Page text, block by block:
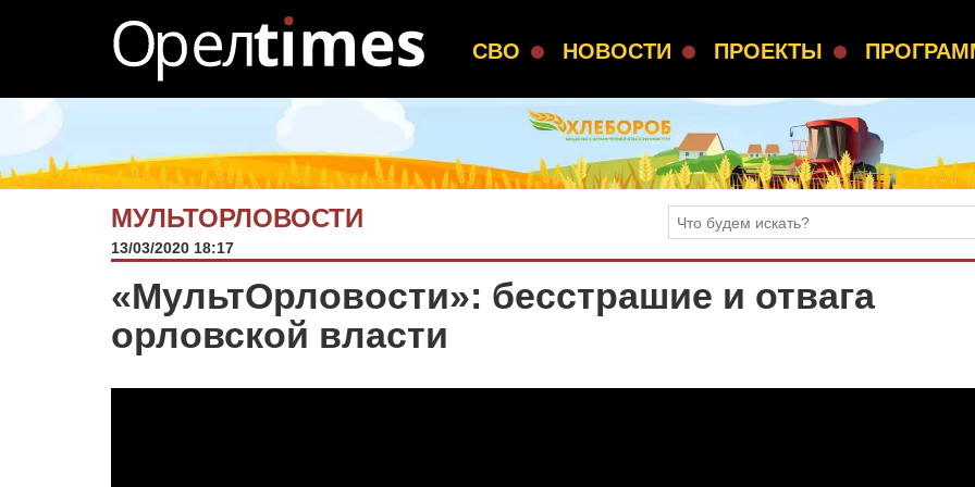
СВО НОВОСТИ ПРОЕКТЫ
МУЛЬТОРЛОВОСТИ
13/03/2020 18:17
«МультОрловости»: бесстрашие и отвага
орловской власти